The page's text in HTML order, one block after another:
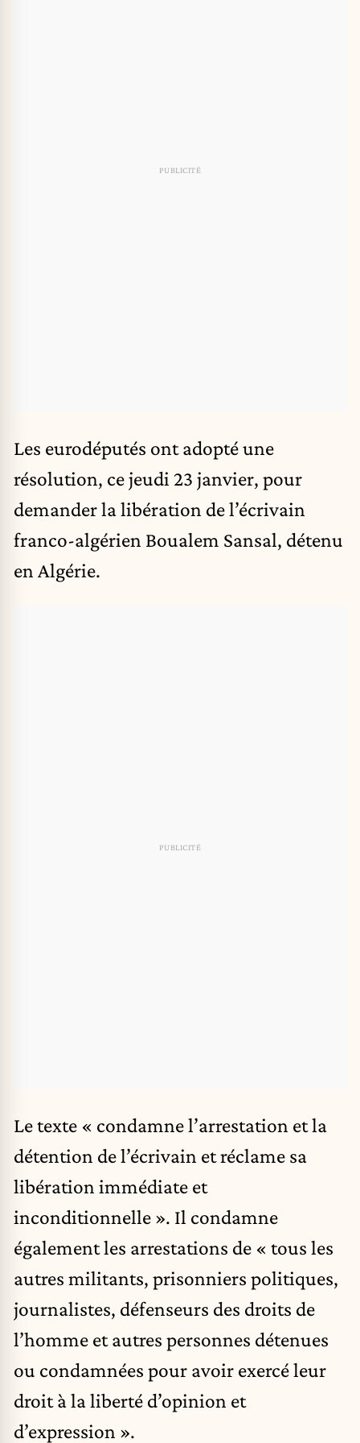
Les eurodéputés ont adopté une
résolution, ce jeudi 23 janvier, pour
demander la libération de l’écrivain
franco-algérien Boualem Sansal, détenu
en Algérie.
Le texte « condamne l’arrestation et la
détention de l’écrivain et réclame sa
libération immédiate et
inconditionnelle ». Il condamne
également les arrestations de « tous les
autres militants, prisonniers politiques,
journalistes, défenseurs des droits de
l’homme et autres personnes détenues
ou condamnées pour avoir exercé leur
droit à la liberté d’opinion et
d’expression ».